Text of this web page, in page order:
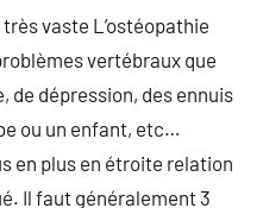
vaste L’ostéopathie
vertébraux que
de dépression, des ennuis
ou un enfant, etc…
en plus en étroite relation
Il faut généralement 3